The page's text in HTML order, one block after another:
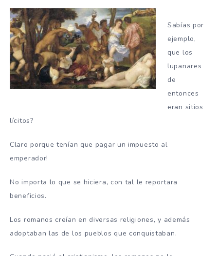
Sabías por
ejemplo,
que los
lupanares
de
entonces
eran sitios
lícitos?
Claro porque tenían que pagar un impuesto al
emperador!
No importa lo que se hiciera, con tal le reportara
beneficios.
Los romanos creían en diversas religiones, y además
adoptaban las de los pueblos que conquistaban.